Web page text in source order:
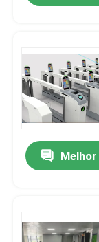
Vídeos
Fábrica
Controle de